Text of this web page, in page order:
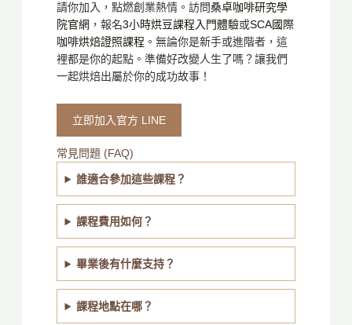
請你加入，點燃創業熱情。訪問桑卓咖啡研究學
院官網 ，報名3小時烘豆課程入門體驗或SCA國際
咖啡烘焙證照課程 。無論你是新手或進階者，這
裡都是你的起點。準備好改變人生了嗎？讓我們
一起烘焙出屬於你的成功故事！
立即加入官方 LINE
常見問題 (FAQ)
誰適合參加這些課程？
課程費用如何？
畢業後有什麼支持？
課程地點在哪？